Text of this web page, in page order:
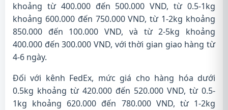
khoảng từ 400.000 đến 500.000 VND, từ 0.5-1kg
khoảng 600.000 đến 750.000 VND, từ 1-2kg khoảng
850.000 đến 100.000 VND, và từ 2-5kg khoảng
400.000 đến 300.000 VND, với thời gian giao hàng từ
4-6 ngày.
Đối với kênh FedEx, mức giá cho hàng hóa dưới
0.5kg khoảng từ 420.000 đến 520.000 VND, từ 0.5-
1kg khoảng 620.000 đến 780.000 VND, từ 1-2kg